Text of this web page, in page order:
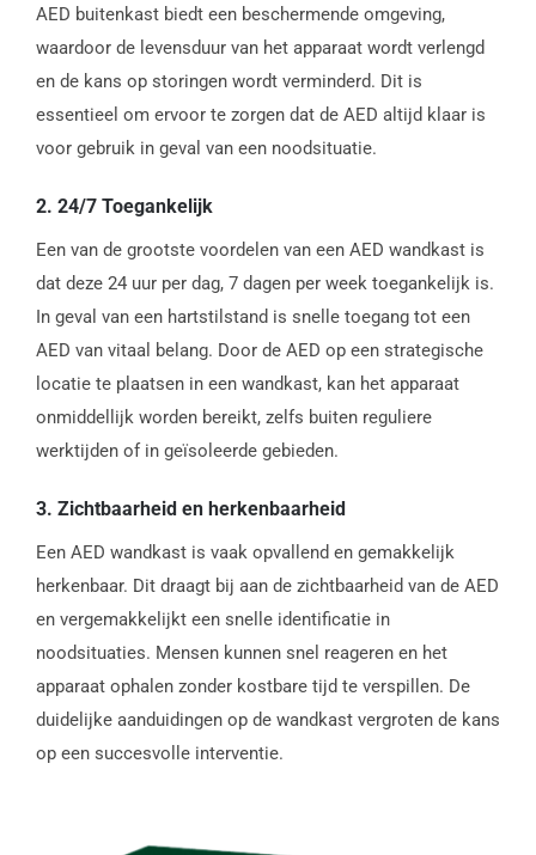
AED buitenkast biedt een beschermende omgeving,
waardoor de levensduur van het apparaat wordt verlengd
en de kans op storingen wordt verminderd. Dit is
essentieel om ervoor te zorgen dat de AED altijd klaar is
voor gebruik in geval van een noodsituatie.
2. 24/7 Toegankelijk
Een van de grootste voordelen van een AED wandkast is
dat deze 24 uur per dag, 7 dagen per week toegankelijk is.
In geval van een hartstilstand is snelle toegang tot een
AED van vitaal belang. Door de AED op een strategische
locatie te plaatsen in een wandkast, kan het apparaat
onmiddellijk worden bereikt, zelfs buiten reguliere
werktijden of in geïsoleerde gebieden.
3. Zichtbaarheid en herkenbaarheid
Een AED wandkast is vaak opvallend en gemakkelijk
herkenbaar. Dit draagt bij aan de zichtbaarheid van de AED
en vergemakkelijkt een snelle identificatie in
noodsituaties. Mensen kunnen snel reageren en het
apparaat ophalen zonder kostbare tijd te verspillen. De
duidelijke aanduidingen op de wandkast vergroten de kans
op een succesvolle interventie.